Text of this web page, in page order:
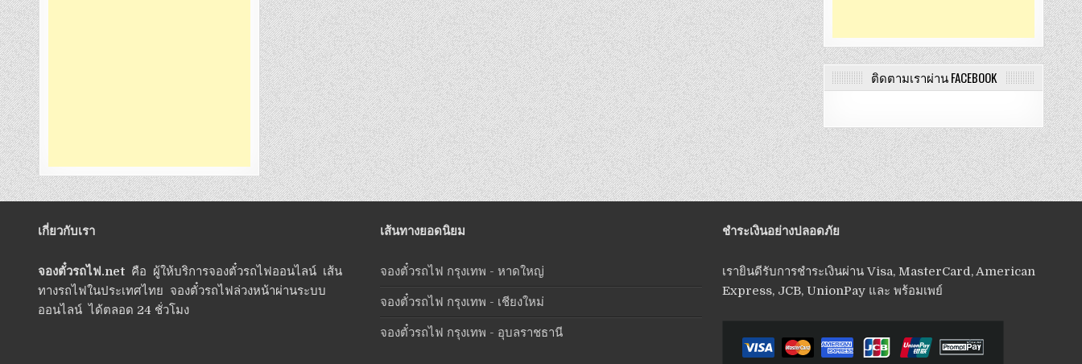
ติดตามเราผ่าน FACEBOOK
เกี่ยวกับเรา
จองตั๋วรถไฟ.net คือ ผู้ให้บริการจองตั๋วรถไฟออนไลน์ เส้น
ทางรถไฟในประเทศไทย จองตั๋วรถไฟล่วงหน้าผ่านระบบ
ออนไลน์ ได้ตลอด 24 ชั่วโมง
เส้นทางยอดนิยม
จองตั๋วรถไฟ กรุงเทพ - หาดใหญ่
จองตั๋วรถไฟ กรุงเทพ - เชียงใหม่
จองตั๋วรถไฟ กรุงเทพ - อุบลราชธานี
ชำระเงินอย่างปลอดภัย
เรายินดีรับการชำระเงินผ่าน Visa, MasterCard, American
Express, JCB, UnionPay และ พร้อมเพย์